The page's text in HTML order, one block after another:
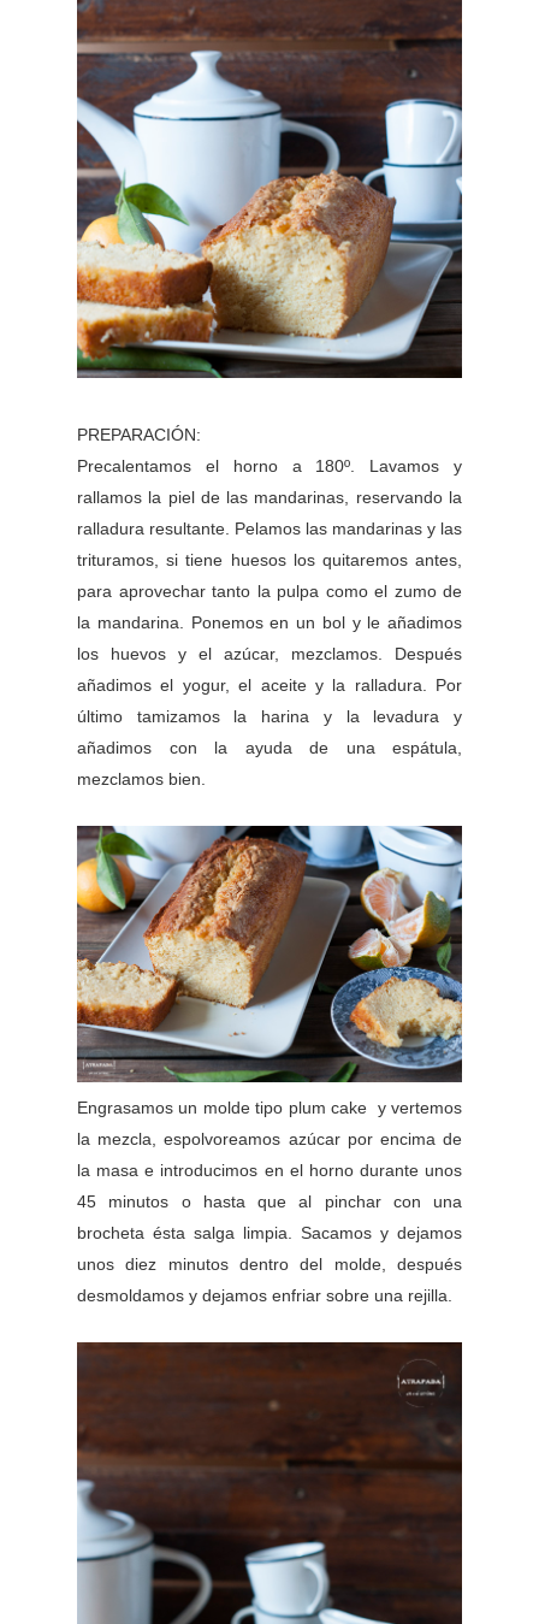
PREPARACIÓN:
Precalentamos el horno a 180º. Lavamos y
rallamos la piel de las mandarinas, reservando la
ralladura resultante. Pelamos las mandarinas y las
trituramos, si tiene huesos los quitaremos antes,
para aprovechar tanto la pulpa como el zumo de
la mandarina. Ponemos en un bol y le añadimos
los huevos y el azúcar, mezclamos. Después
añadimos el yogur, el aceite y la ralladura. Por
último tamizamos la harina y la levadura y
añadimos con la ayuda de una espátula,
mezclamos bien.
Engrasamos un molde tipo plum cake y vertemos
la mezcla, espolvoreamos azúcar por encima de
la masa e introducimos en el horno durante unos
45 minutos o hasta que al pinchar con una
brocheta ésta salga limpia. Sacamos y dejamos
unos diez minutos dentro del molde, después
desmoldamos y dejamos enfriar sobre una rejilla.